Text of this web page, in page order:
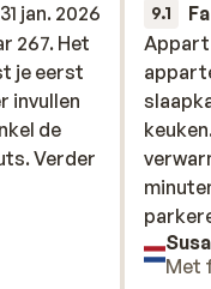
31 jan. 2026
267. Het
je eerst
invullen
de
Verder
267. Het
je eerst
invullen
de
Verder
9.1
Haus
Met